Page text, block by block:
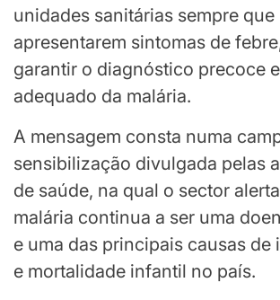
unidades sanitárias sempre que
apresentarem sintomas de
garantir o diagnóstico precoce
adequado da malária.
A mensagem consta numa
sensibilização divulgada pelas
de saúde, na qual o sector
malária continua a ser uma
e uma das principais causas de
e mortalidade infantil no país.